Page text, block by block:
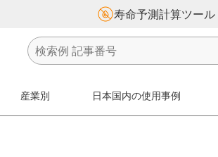
寿命予測計算ツール
産業別 日本国内の使用事例